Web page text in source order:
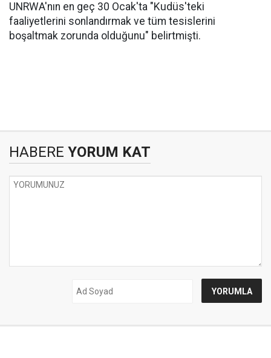
UNRWA'nın en geç 30 Ocak'ta "Kudüs'teki
faaliyetlerini sonlandırmak ve tüm tesislerini
boşaltmak zorunda olduğunu" belirtmişti.
HABERE YORUM KAT